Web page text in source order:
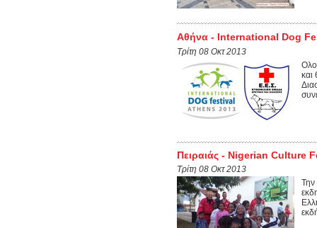
Aθήνα - International Dog
Τρίτη 08 Οκτ 2013
και
Πειραιάς - Nigerian Culture
Τρίτη 08 Οκτ 2013
Την